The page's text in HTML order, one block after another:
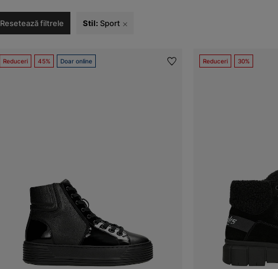
Resetează filtrele Stil: Sport
Reduceri 45% Doar online Reduceri 30%